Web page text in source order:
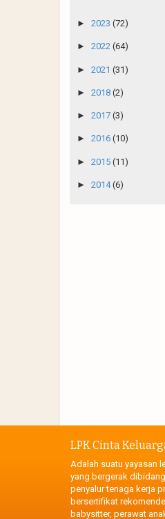
► 2023 (72)
► 2022 (64)
► 2021 (31)
► 2018 (2)
► 2017 (3)
► 2016 (10)
► 2015 (11)
► 2014(6)
LPK Cinta
Adalah suatu yayasan
yang bergerak
penyalur tenaga kerja
bersertifikat
babysitter, perawat